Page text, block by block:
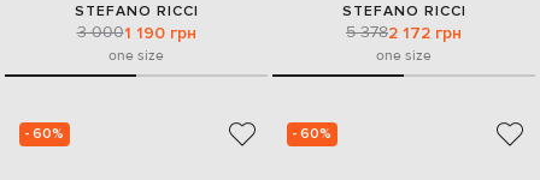
STEFANO RICCI
3 0001 190 грн
one size
STEFANO RICCI
5 3782 172 грн
one size
- 60% - 60%